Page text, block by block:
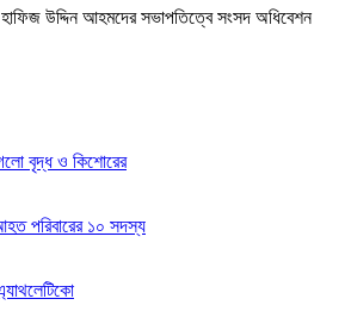
উদ্দিন আহমদের সভাপতিত্বে সংসদ অধিবেশন
বৃদ্ধ ও কিশোরের
পরিবারের ১০ সদস্য